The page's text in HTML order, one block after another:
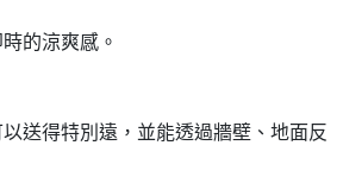
的涼爽感。
送得特別遠，並能透過牆壁、地面反